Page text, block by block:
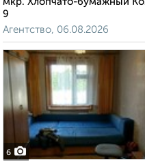
9
Агентство, 06.08.2026
6